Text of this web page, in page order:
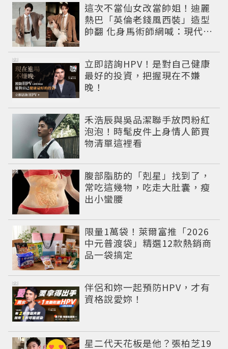
這次不當仙女改當帥姐！迪麗
熱巴「英倫老錢風西裝」造型
帥翻 化身馬術師網喊：現代版
立即諮詢HPV！是對自己健康
最好的投資，把握現在不嫌
晚！
PR
禾浩辰與吳品潔聯手放閃粉紅
泡泡！時髦皮件上身情人節買
物清單這裡看
腹部脂肪的「剋星」找到了，
常吃這幾物，吃走大肚囊，瘦
出小蠻腰
PR
限量1萬袋！萊爾富推「2026
中元普渡袋」精選12款熱銷商
品一袋搞定
伴侶和妳一起預防HPV，才有
資格說愛妳！
PR
星二代天花板是他？張柏芝19